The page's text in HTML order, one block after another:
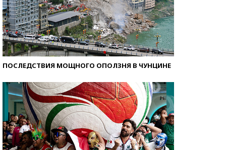
ПОСЛЕДСТВИЯ МОЩНОГО ОПОЛЗНЯ В ЧУНЦИНЕ